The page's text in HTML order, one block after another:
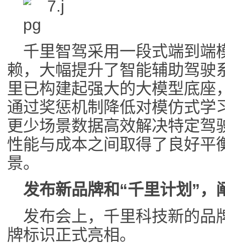
千里智驾采用一段式端到端
赖，大幅提升了智能辅助驾驶
里已构建起强大的大模型底座
通过奖惩机制降低对模仿式学
更少场景数据高效解决特定驾
性能与成本之间取得了良好平
景。
发布新品牌和“千里计划 ”，
发布会上，千里科技新的
牌标识正式亮相。